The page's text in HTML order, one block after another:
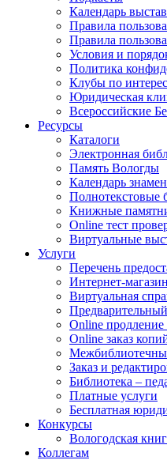
Календарь
Правила
Правила
Условия и
Политика
Клубы по
Юридическая
Всероссийские
Ресурсы
Каталоги
Электронная
Память Вологды
Календарь
Полнотекстовые
Книжные
Online тест
Виртуальные
Услуги
Перечень
Интернет-магазин
Виртуальная
Online продление
Online заказ
Заказ и
Библиотека –
Платные услуги
Бесплатная
Конкурсы
Вологодская
Коллегам